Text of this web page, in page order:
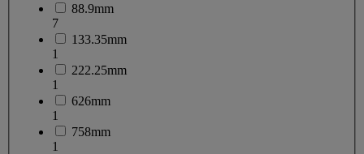
88.9mm
7
133.35mm
1
222.25mm
1
626mm
1
758mm
1